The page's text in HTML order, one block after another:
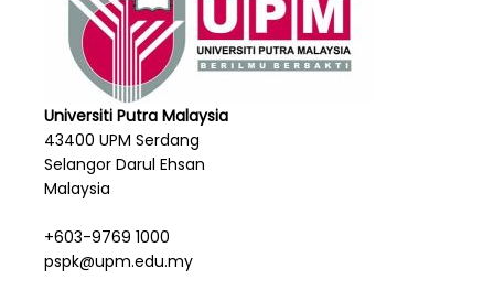
Universiti Putra Malaysia
43400 UPM Serdang
Selangor Darul Ehsan
Malaysia
+603-9769 1000
pspk@upm.edu.my